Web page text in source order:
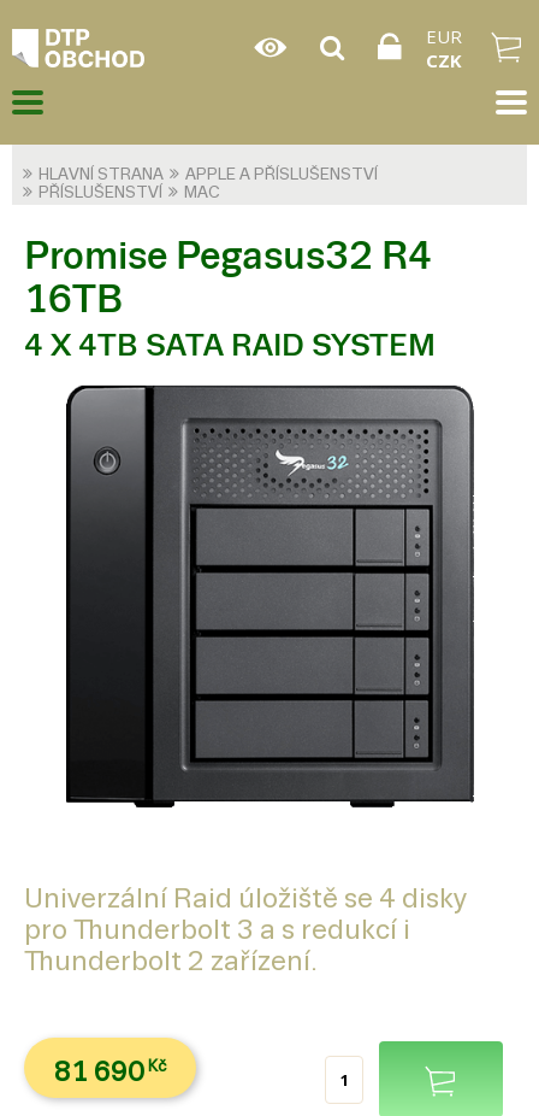
EUR
CZK
HLAVNÍ STRANA
APPLE A PŘÍSLUŠENSTVÍ
PŘÍSLUŠENSTVÍ
MAC
Promise Pegasus32 R4
16TB
4 X 4TB SATA RAID SYSTEM
Univerzální Raid úložiště se 4 disky
pro Thunderbolt 3 a s redukcí i
Thunderbolt 2 zařízení.
81 690 Kč